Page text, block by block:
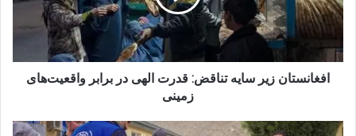
الهی
در
برابر
واقعیت‌های
زمینیافغانستان زیر سایه تناقض: قدرت الهی در برابر واقعیت‌های
زمینی
اتحادیه